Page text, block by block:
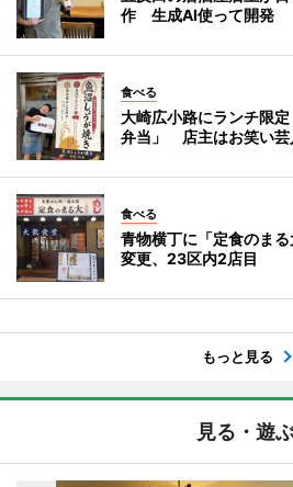
作 生成AI使って開発
食べる
大崎広小路にランチ限
弁当」 店主はお笑い芸
食べる
青物横丁に「定食のま
変更、23区内2店目
もっと見る
見る・遊